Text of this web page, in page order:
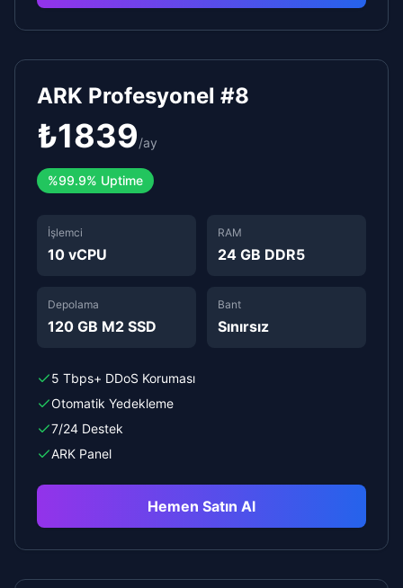
ARK Profesyonel #8
₺1839/ay
%99.9% Uptime
İşlemci
10 vCPU
RAM
24 GB DDR5
Depolama
120 GB M2 SSD
Bant
Sınırsız
5 Tbps+ DDoS Koruması
Otomatik Yedekleme
7/24 Destek
ARK Panel
Hemen Satın Al